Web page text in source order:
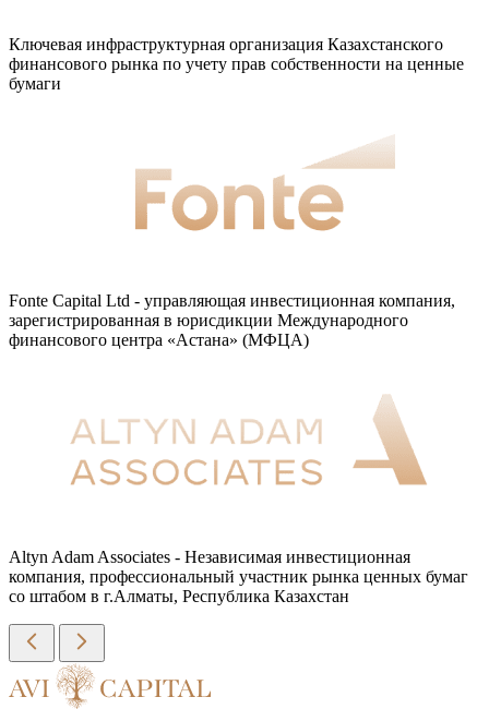
Ключевая инфраструктурная организация Казахстанского
финансового рынка по учету прав собственности на ценные
бумаги
Fonte Capital Ltd - управляющая инвестиционная компания,
зарегистрированная в юрисдикции Международного
финансового центра «Астана» (МФЦА)
Altyn Adam Associates - Независимая инвестиционная
компания, профессиональный участник рынка ценных бумаг
со штабом в г.Алматы, Республика Казахстан